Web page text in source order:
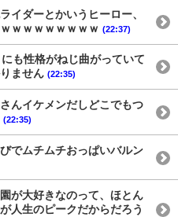
イダーとかいうヒーロー、
ｗｗｗｗｗｗｗｗ (22:37)
も性格がねじ曲がっていて
ません (22:35)
んイケメンだしどこでもつ
(22:35)
でムチムチおっぱいバルン
が大好きなのって、ほとん
人生のピークだからだろう